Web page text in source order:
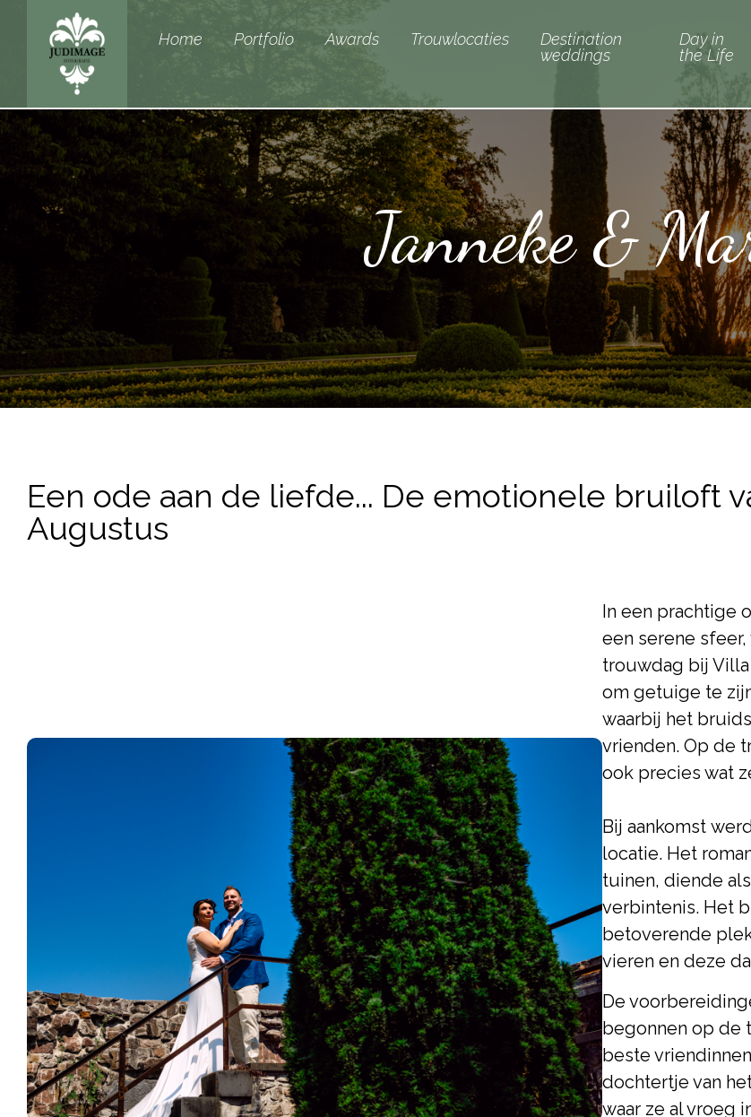
Home Portfolio Awards Trouwlocaties
Destination
weddings
Day in
the Life
Janneke &
Een ode aan de liefde... De emotionele bruiloft
Augustus
In een prachtige
een serene
trouwdag bij
om getuige te
waarbij het
vrienden. Op de
ook precies wat
Bij aankomst
locatie. Het
tuinen, diende
verbintenis. Het
betoverende
vieren en deze
De
begonnen op de
beste
dochtertje van
waar ze al vroeg